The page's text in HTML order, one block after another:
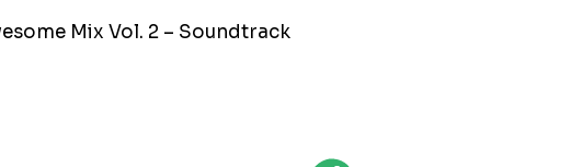
Mix Vol. 2 – Soundtrack